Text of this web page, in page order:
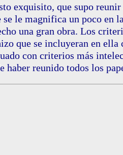
exquisito, que supo
le magnifica un poco en
una gran obra. Los
que se incluyeran en ella
con criterios más
haber reunido todos los